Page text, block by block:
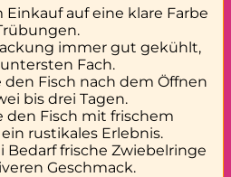
auf eine klare Farbe
immer gut gekühlt,
Fach.
den Fisch nach dem Öffnen
bis drei Tagen.
den Fisch mit frischem
rustikales Erlebnis.
Bedarf frische Zwiebelringe
Geschmack.